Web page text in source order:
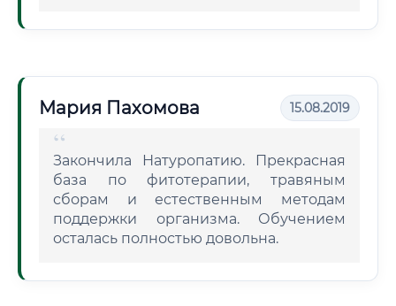
Мария Пахомова 15.08.2019
Закончила Натуропатию. Прекрасная
база по фитотерапии, травяным
сборам и естественным методам
поддержки организма. Обучением
осталась полностью довольна.